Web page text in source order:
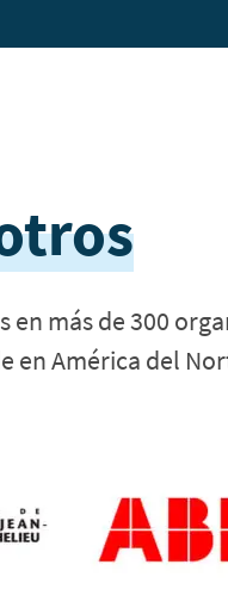
más de 300
en América del